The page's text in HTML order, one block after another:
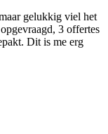
gelukkig viel het
3 offertes
Dit is me erg